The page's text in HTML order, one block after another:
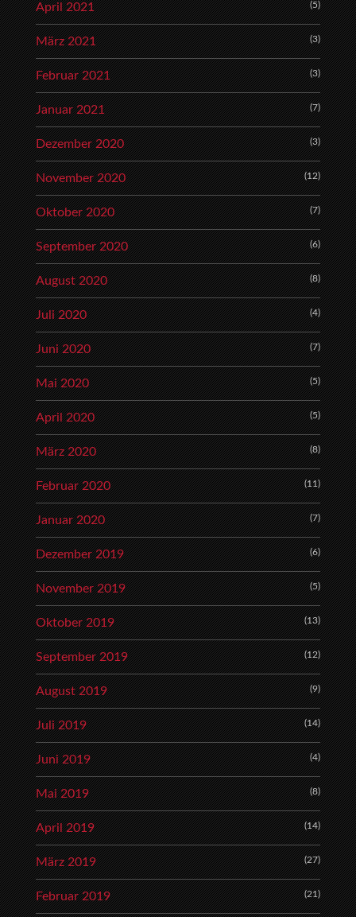
April 2021 (5)
März 2021 (3)
Februar 2021 (3)
Januar 2021 (7)
Dezember 2020 (3)
November 2020 (12)
Oktober 2020 (7)
September 2020 (6)
August 2020 (8)
Juli 2020 (4)
Juni 2020 (7)
Mai 2020 (5)
April 2020 (5)
März 2020 (8)
Februar 2020 (11)
Januar 2020 (7)
Dezember 2019 (6)
November 2019 (5)
Oktober 2019 (13)
September 2019 (12)
August 2019 (9)
Juli 2019 (14)
Juni 2019 (4)
Mai 2019 (8)
April 2019 (14)
März 2019 (27)
Februar 2019 (21)